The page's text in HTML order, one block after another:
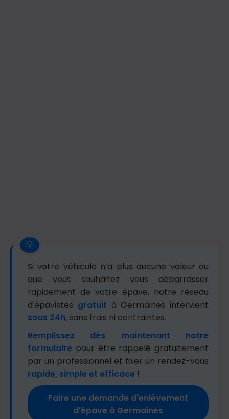
Si votre véhicule n’a plus aucune valeur ou
que vous souhaitez vous débarrasser
rapidement de votre épave, notre réseau
d'épavistes gratuit à Germaines intervient
sous 24h, sans frais ni contraintes.
Remplissez dès maintenant notre
formulaire pour être rappelé gratuitement
par un professionnel et fixer un rendez-vous
rapide, simple et efficace !
Faire une demande d'enlèvement
d'épave à Germaines